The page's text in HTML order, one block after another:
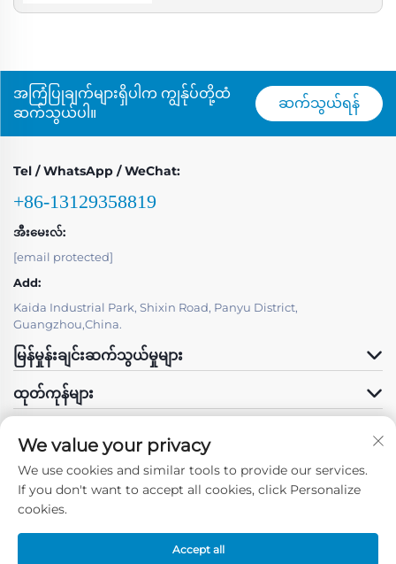
အကြံပြုချက်များရှိပါက ကျွန်ုပ်တို့ထံ
ဆက်သွယ်ပါ။
ဆက်သွယ်ရန်
Tel / WhatsApp / WeChat:
+86-13129358819
အီးမေးလ်:
[email protected]
Add:
Kaida Industrial Park, Shixin Road, Panyu District,
Guangzhou,China.
မြန်မှုန်းချင်းဆက်သွယ်မှုများ
ထုတ်ကုန်များ
We value your privacy
We use cookies and similar tools to provide our services.
If you don't want to accept all cookies, click Personalize
cookies.
Accept all